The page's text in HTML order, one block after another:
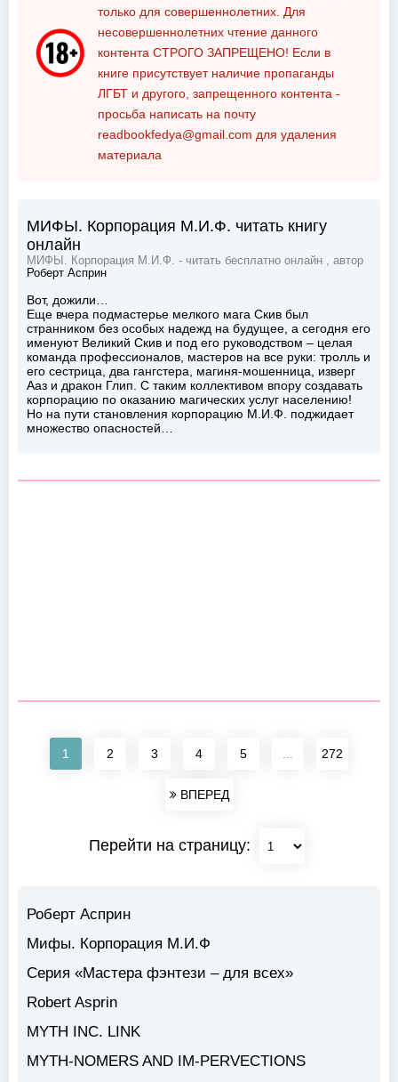
только для совершеннолетних. Для
несовершеннолетних чтение данного
контента СТРОГО ЗАПРЕЩЕНО! Если в
книге присутствует наличие пропаганды
ЛГБТ и другого, запрещенного контента -
просьба написать на почту
readbookfedya@gmail.com для удаления
материала
МИФЫ. Корпорация М.И.Ф. читать книгу
онлайн
МИФЫ. Корпорация М.И.Ф. - читать бесплатно онлайн , автор
Роберт Асприн
Вот, дожили…
Еще вчера подмастерье мелкого мага Скив был
странником без особых надежд на будущее, а сегодня его
именуют Великий Скив и под его руководством – целая
команда профессионалов, мастеров на все руки: тролль и
его сестрица, два гангстера, магиня-мошенница, изверг
Ааз и дракон Глип. С таким коллективом впору создавать
корпорацию по оказанию магических услуг населению!
Но на пути становления корпорацию М.И.Ф. поджидает
множество опасностей…
1 2 3 4 5 272
ВПЕРЕД
Перейти на страницу:
Роберт Асприн
Мифы. Корпорация М.И.Ф
Серия «Мастера фэнтези – для всех»
Robert Asprin
MYTH INC. LINK
MYTH-NOMERS AND IM-PERVECTIONS